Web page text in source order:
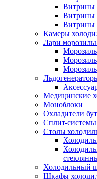
Витрины
Витрины
Витрины
Камеры
Лари
Медицинские
Моноблоки
Охладители
Сплит-системы
Столы
Холодильный
Шкафы